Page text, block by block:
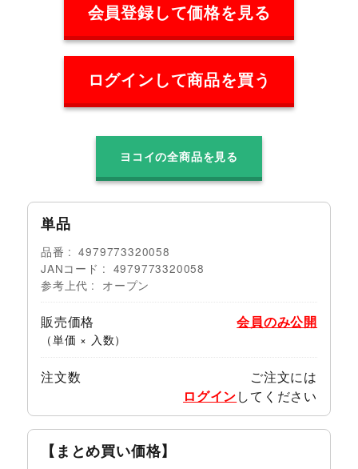
会員登録して価格を見る
ログインして商品を買う
ヨコイの全商品を見る
単品
品番
4979773320058
JANコード
4979773320058
参考上代
オープン
販売価格
（単価 × 入数）
会員のみ公開
注文数
ご注文には
ログインしてください
【まとめ買い価格】